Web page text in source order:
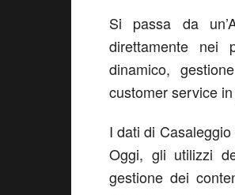
Si passa da
direttamente nei
dinamico,
customer service
I dati di
Oggi, gli utilizzi
gestione dei